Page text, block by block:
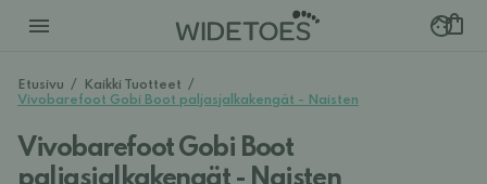
Etusivu / Kaikki Tuotteet /
Vivobarefoot Gobi Boot paljasjalkakengät - Naisten
Vivobarefoot Gobi Boot